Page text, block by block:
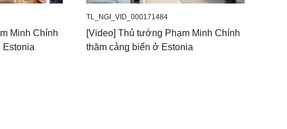
Minh Chính
Estonia
TL_NGI_VID_000171484
[Video] Thủ tướng Phạm Minh Chính
thăm cảng biển ở Estonia